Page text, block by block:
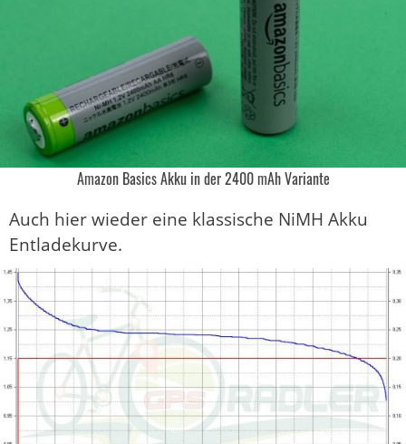
Amazon Basics Akku in der 2400 mAh Variante
Auch hier wieder eine klassische NiMH Akku
Entladekurve.